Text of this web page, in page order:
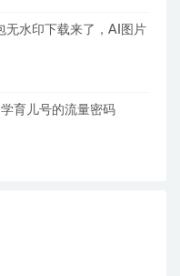
无水印下载来了，AI图片
育儿号的流量密码